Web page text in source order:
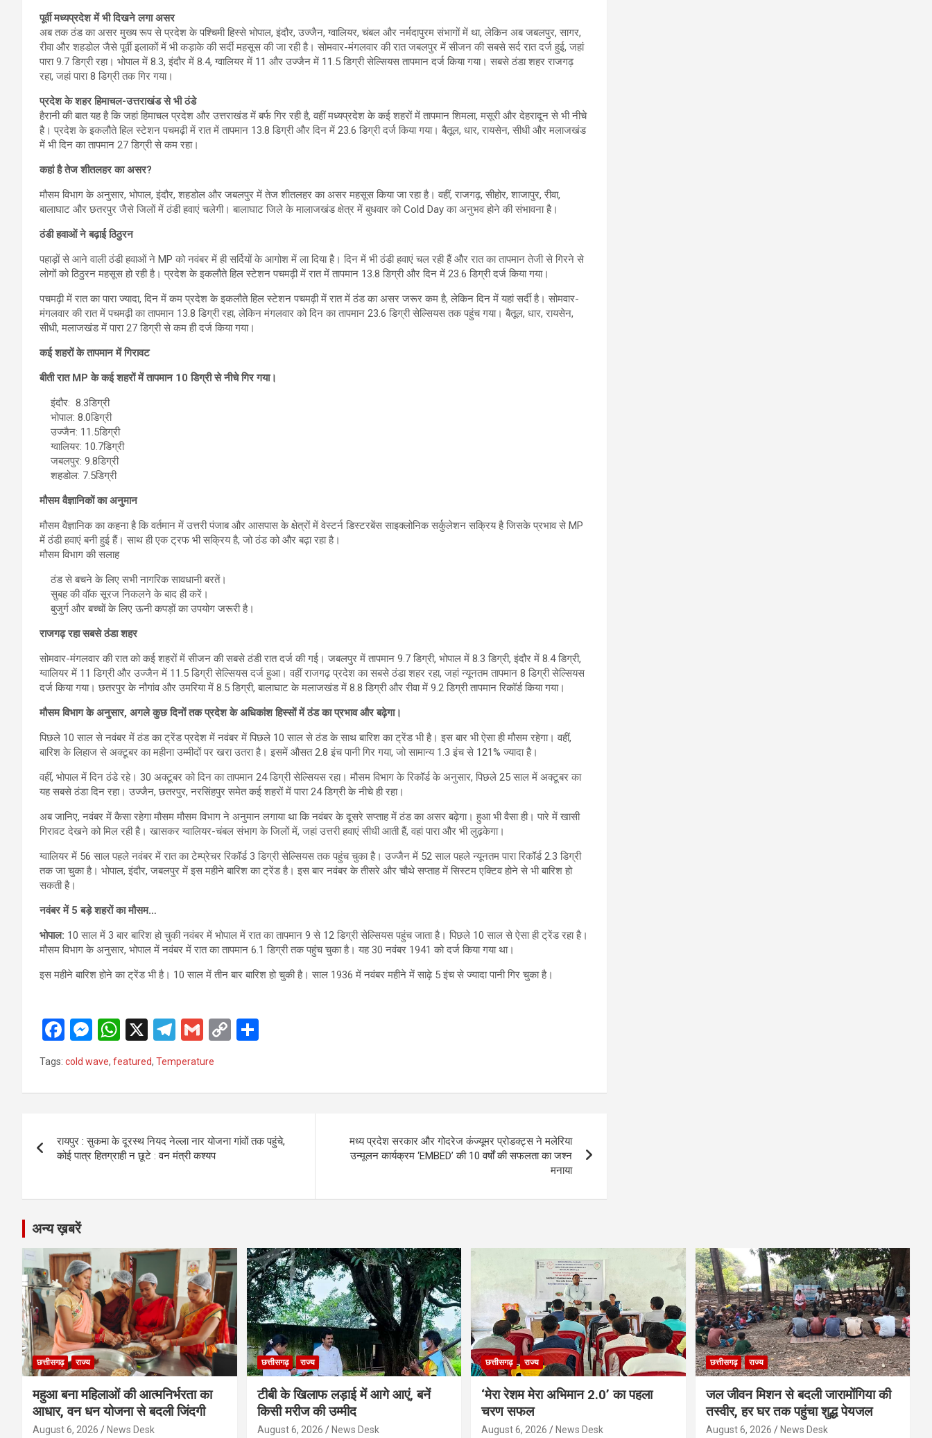
पूर्वी मध्यप्रदेश में भी दिखने लगा असर
अब तक ठंड का असर मुख्य रूप से प्रदेश के पश्चिमी हिस्से भोपाल, इंदौर, उज्जैन, ग्वालियर, चंबल और नर्मदापुरम संभागों में था, लेकिन अब जबलपुर, सागर,
रीवा और शहडोल जैसे पूर्वी इलाकों में भी कड़ाके की सर्दी महसूस की जा रही है। सोमवार-मंगलवार की रात जबलपुर में सीजन की सबसे सर्द रात दर्ज हुई, जहां
पारा 9.7 डिग्री रहा। भोपाल में 8.3, इंदौर में 8.4, ग्वालियर में 11 और उज्जैन में 11.5 डिग्री सेल्सियस तापमान दर्ज किया गया। सबसे ठंडा शहर राजगढ़
रहा, जहां पारा 8 डिग्री तक गिर गया।
प्रदेश के शहर हिमाचल-उत्तराखंड से भी ठंडे
हैरानी की बात यह है कि जहां हिमाचल प्रदेश और उत्तराखंड में बर्फ गिर रही है, वहीं मध्यप्रदेश के कई शहरों में तापमान शिमला, मसूरी और देहरादून से भी नीचे
है। प्रदेश के इकलौते हिल स्टेशन पचमढ़ी में रात में तापमान 13.8 डिग्री और दिन में 23.6 डिग्री दर्ज किया गया। बैतूल, धार, रायसेन, सीधी और मलाजखंड
में भी दिन का तापमान 27 डिग्री से कम रहा।
कहां है तेज शीतलहर का असर?
मौसम विभाग के अनुसार, भोपाल, इंदौर, शहडोल और जबलपुर में तेज शीतलहर का असर महसूस किया जा रहा है। वहीं, राजगढ़, सीहोर, शाजापुर, रीवा,
बालाघाट और छतरपुर जैसे जिलों में ठंडी हवाएं चलेगी। बालाघाट जिले के मालाजखंड क्षेत्र में बुधवार को Cold Day का अनुभव होने की संभावना है।
ठंडी हवाओं ने बढ़ाई ठिठुरन
पहाड़ों से आने वाली ठंडी हवाओं ने MP को नवंबर में ही सर्दियों के आगोश में ला दिया है। दिन में भी ठंडी हवाएं चल रही हैं और रात का तापमान तेजी से गिरने से
लोगों को ठिठुरन महसूस हो रही है। प्रदेश के इकलौते हिल स्टेशन पचमढ़ी में रात में तापमान 13.8 डिग्री और दिन में 23.6 डिग्री दर्ज किया गया।
पचमढ़ी में रात का पारा ज्यादा, दिन में कम प्रदेश के इकलौते हिल स्टेशन पचमढ़ी में रात में ठंड का असर जरूर कम है, लेकिन दिन में यहां सर्दी है। सोमवार-
मंगलवार की रात में पचमढ़ी का तापमान 13.8 डिग्री रहा, लेकिन मंगलवार को दिन का तापमान 23.6 डिग्री सेल्सियस तक पहुंच गया। बैतूल, धार, रायसेन,
सीधी, मलाजखंड में पारा 27 डिग्री से कम ही दर्ज किया गया।
कई शहरों के तापमान में गिरावट
बीती रात MP के कई शहरों में तापमान 10 डिग्री से नीचे गिर गया।
इंदौर: 8.3डिग्री
भोपाल: 8.0डिग्री
उज्जैन: 11.5डिग्री
ग्वालियर: 10.7डिग्री
जबलपुर: 9.8डिग्री
शहडोल: 7.5डिग्री
मौसम वैज्ञानिकों का अनुमान
मौसम वैज्ञानिक का कहना है कि वर्तमान में उत्तरी पंजाब और आसपास के क्षेत्रों में वेस्टर्न डिस्टरबेंस साइक्लोनिक सर्कुलेशन सक्रिय है जिसके प्रभाव से MP
में ठंडी हवाएं बनी हुई हैं। साथ ही एक ट्रफ भी सक्रिय है, जो ठंड को और बढ़ा रहा है।
मौसम विभाग की सलाह
ठंड से बचने के लिए सभी नागरिक सावधानी बरतें।
सुबह की वॉक सूरज निकलने के बाद ही करें।
बुजुर्ग और बच्चों के लिए ऊनी कपड़ों का उपयोग जरूरी है।
राजगढ़ रहा सबसे ठंडा शहर
सोमवार-मंगलवार की रात को कई शहरों में सीजन की सबसे ठंडी रात दर्ज की गई। जबलपुर में तापमान 9.7 डिग्री, भोपाल में 8.3 डिग्री, इंदौर में 8.4 डिग्री,
ग्वालियर में 11 डिग्री और उज्जैन में 11.5 डिग्री सेल्सियस दर्ज हुआ। वहीं राजगढ़ प्रदेश का सबसे ठंडा शहर रहा, जहां न्यूनतम तापमान 8 डिग्री सेल्सियस
दर्ज किया गया। छतरपुर के नौगांव और उमरिया में 8.5 डिग्री, बालाघाट के मलाजखंड में 8.8 डिग्री और रीवा में 9.2 डिग्री तापमान रिकॉर्ड किया गया।
मौसम विभाग के अनुसार, अगले कुछ दिनों तक प्रदेश के अधिकांश हिस्सों में ठंड का प्रभाव और बढ़ेगा।
पिछले 10 साल से नवंबर में ठंड का ट्रेंड प्रदेश में नवंबर में पिछले 10 साल से ठंड के साथ बारिश का ट्रेंड भी है। इस बार भी ऐसा ही मौसम रहेगा। वहीं,
बारिश के लिहाज से अक्टूबर का महीना उम्मीदों पर खरा उतरा है। इसमें औसत 2.8 इंच पानी गिर गया, जो सामान्य 1.3 इंच से 121% ज्यादा है।
वहीं, भोपाल में दिन ठंडे रहे। 30 अक्टूबर को दिन का तापमान 24 डिग्री सेल्सियस रहा। मौसम विभाग के रिकॉर्ड के अनुसार, पिछले 25 साल में अक्टूबर का
यह सबसे ठंडा दिन रहा। उज्जैन, छतरपुर, नरसिंहपुर समेत कई शहरों में पारा 24 डिग्री के नीचे ही रहा।
अब जानिए, नवंबर में कैसा रहेगा मौसम मौसम विभाग ने अनुमान लगाया था कि नवंबर के दूसरे सप्ताह में ठंड का असर बढ़ेगा। हुआ भी वैसा ही। पारे में खासी
गिरावट देखने को मिल रही है। खासकर ग्वालियर-चंबल संभाग के जिलों में, जहां उत्तरी हवाएं सीधी आती हैं, वहां पारा और भी लुढ़केगा।
ग्वालियर में 56 साल पहले नवंबर में रात का टेम्प्रेचर रिकॉर्ड 3 डिग्री सेल्सियस तक पहुंच चुका है। उज्जैन में 52 साल पहले न्यूनतम पारा रिकॉर्ड 2.3 डिग्री
तक जा चुका है। भोपाल, इंदौर, जबलपुर में इस महीने बारिश का ट्रेंड है। इस बार नवंबर के तीसरे और चौथे सप्ताह में सिस्टम एक्टिव होने से भी बारिश हो
सकती है।
नवंबर में 5 बड़े शहरों का मौसम…
भोपाल: 10 साल में 3 बार बारिश हो चुकी नवंबर में भोपाल में रात का तापमान 9 से 12 डिग्री सेल्सियस पहुंच जाता है। पिछले 10 साल से ऐसा ही ट्रेंड रहा है।
मौसम विभाग के अनुसार, भोपाल में नवंबर में रात का तापमान 6.1 डिग्री तक पहुंच चुका है। यह 30 नवंबर 1941 को दर्ज किया गया था।
इस महीने बारिश होने का ट्रेंड भी है। 10 साल में तीन बार बारिश हो चुकी है। साल 1936 में नवंबर महीने में साढ़े 5 इंच से ज्यादा पानी गिर चुका है।
F
a
ce
b
o
k
M
es
se
n
er
W
h
at
s
p
p
X
T
e
gr
m
G
ail
C
Li
k
e
Tags: cold wave, featured, Temperature
navigation
रायपुर : सुकमा के दूरस्थ नियद नेल्ला नार योजना गांवों तक पहुंचे,
कोई पात्र हितग्राही न छूटे : वन मंत्री कश्यप
मध्य प्रदेश सरकार और गोदरेज कंज्यूमर प्रोडक्ट्स ने मलेरिया
उन्मूलन कार्यक्रम ‘EMBED’ की 10 वर्षों की सफलता का जश्न
मनाया
अन्य ख़बरें
छत्तीसगढ़ राज्य
महुआ बना महिलाओं की आत्मनिर्भरता का
आधार, वन धन योजना से बदली जिंदगी
August 6, 2026 News Desk
छत्तीसगढ़ राज्य
टीबी के खिलाफ लड़ाई में आगे आएं, बनें
किसी मरीज की उम्मीद
August 6, 2026 News Desk
छत्तीसगढ़ राज्य
‘मेरा रेशम मेरा अभिमान 2.0’ का पहला
चरण सफल
August 6, 2026 News Desk
छत्तीसगढ़ राज्य
जल जीवन मिशन से बदली जारामोंगिया की
तस्वीर, हर घर तक पहुंचा शुद्ध पेयजल
August 6, 2026 News Desk